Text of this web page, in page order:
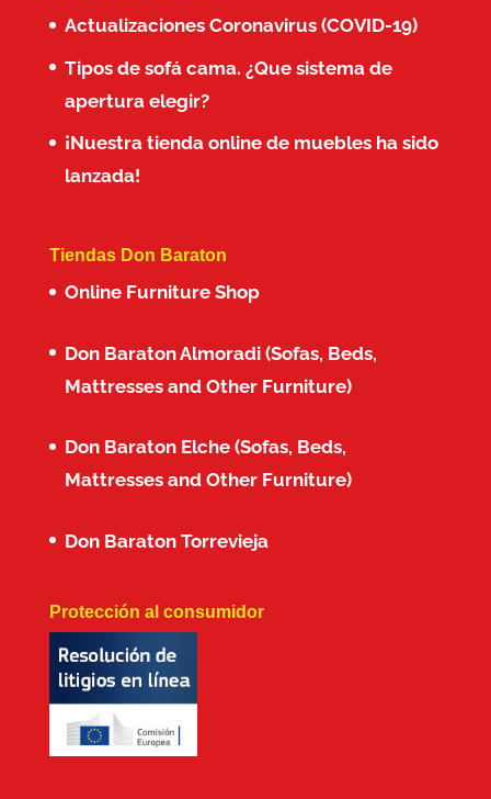
Actualizaciones Coronavirus (COVID-19)
Tipos de sofá cama. ¿Que sistema de
apertura elegir?
¡Nuestra tienda online de muebles ha sido
lanzada!
Tiendas Don Baraton
Online Furniture Shop
Don Baraton Almoradi (Sofas, Beds,
Mattresses and Other Furniture)
Don Baraton Elche (Sofas, Beds,
Mattresses and Other Furniture)
Don Baraton Torrevieja
Protección al consumidor